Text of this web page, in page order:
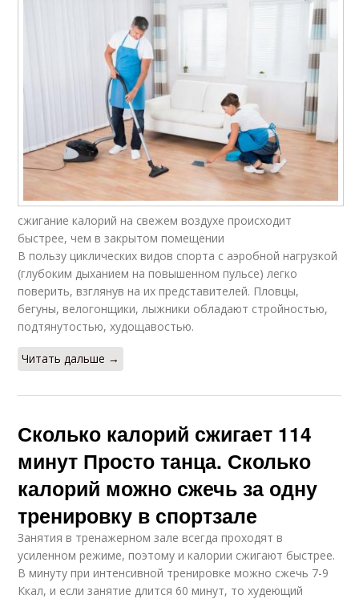
сжигание калорий на свежем воздухе происходит
быстрее, чем в закрытом помещении
В пользу циклических видов спорта с аэробной нагрузкой
(глубоким дыханием на повышенном пульсе) легко
поверить, взглянув на их представителей. Пловцы,
бегуны, велогонщики, лыжники обладают стройностью,
подтянутостью, худощавостью.
Читать дальше →
Сколько калорий сжигает 114
минут Просто танца. Сколько
калорий можно сжечь за одну
тренировку в спортзале
Занятия в тренажерном зале всегда проходят в
усиленном режиме, поэтому и калории сжигают быстрее.
В минуту при интенсивной тренировке можно сжечь 7-9
Ккал, и если занятие длится 60 минут, то худеющий